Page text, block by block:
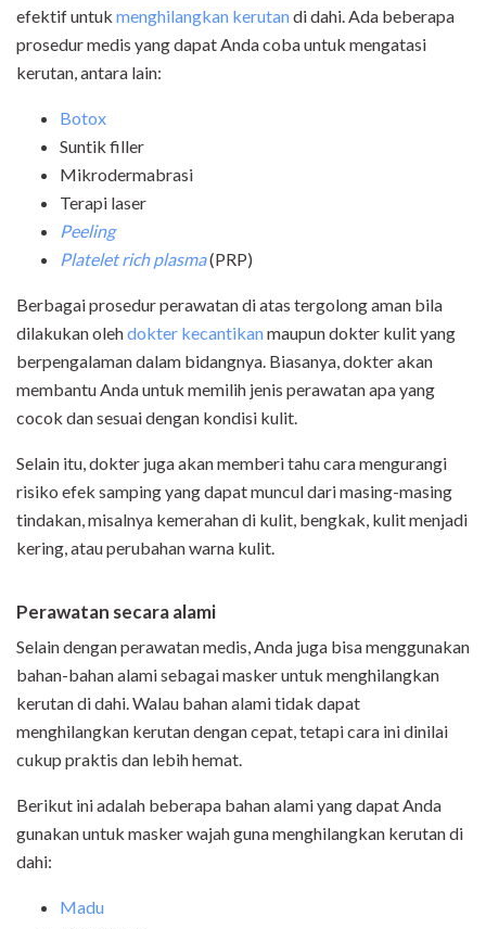
efektif untuk menghilangkan kerutandi dahi. Ada beberapa
prosedur medis yang dapat Anda coba untuk mengatasi
kerutan, antara lain:
Botox
Suntik filler
Mikrodermabrasi
Terapi laser
Peeling
Platelet rich plasma(PRP)
Berbagai prosedur perawatan di atas tergolong aman bila
dilakukan olehdokter kecantikanmaupun dokter kulit yang
berpengalaman dalam bidangnya. Biasanya, dokter akan
membantu Anda untuk memilih jenis perawatan apa yang
cocok dan sesuai dengan kondisi kulit.
Selain itu, dokter juga akan memberi tahu cara mengurangi
risiko efek samping yang dapat muncul dari masing-masing
tindakan, misalnya kemerahan di kulit, bengkak, kulit menjadi
kering, atau perubahan warna kulit.
Perawatan secara alami
Selain dengan perawatan medis, Anda juga bisa menggunakan
bahan-bahan alami sebagai masker untuk menghilangkan
kerutan di dahi. Walau bahan alami tidak dapat
menghilangkan kerutan dengan cepat, tetapi cara ini dinilai
cukup praktis dan lebih hemat.
Berikut ini adalah beberapa bahan alami yang dapat Anda
gunakan untuk masker wajah guna menghilangkan kerutan di
dahi:
Madu